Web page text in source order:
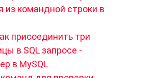
из командной строки в
присоединить три
в SQL запросе -
в MySQL